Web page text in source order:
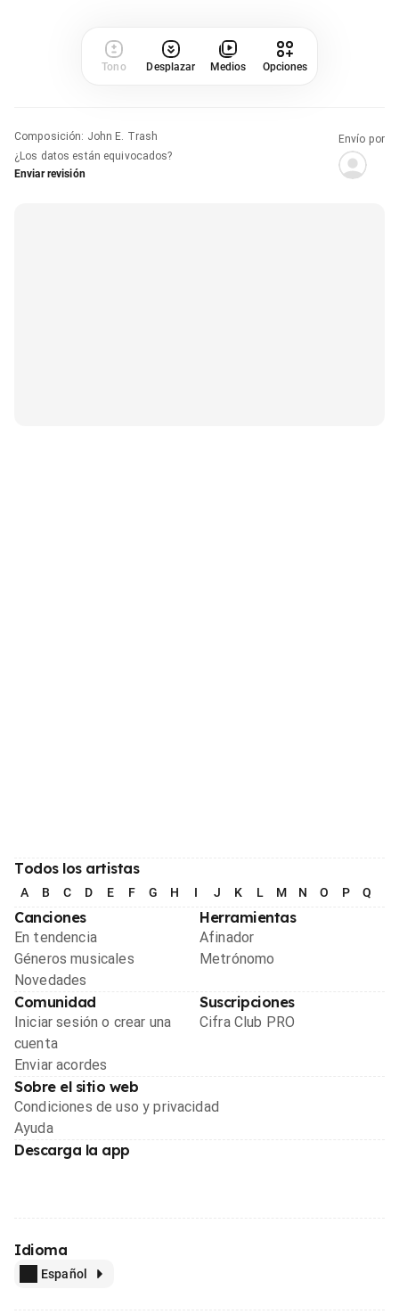
Tono Desplazar Medios Opciones
Composición: John E. Trash
¿Los datos están equivocados?
Enviar revisión
Envío por
Todos los artistas
A B C D E F G H I J K L M N O P Q
Canciones
En tendencia
Géneros musicales
Novedades
Herramientas
Afinador
Metrónomo
Comunidad
Iniciar sesión o crear una
cuenta
Enviar acordes
Suscripciones
Cifra Club PRO
Sobre el sitio web
Condiciones de uso y privacidad
Ayuda
Descarga la app
Idioma
Español